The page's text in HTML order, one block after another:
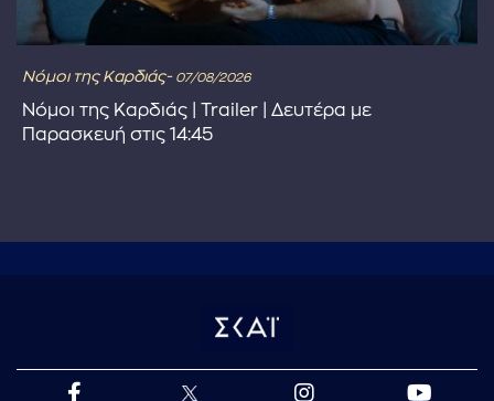
Νόμοι της Καρδιάς- 07/08/2026
Νόμοι της Καρδιάς | Trailer | Δευτέρα με
Παρασκευή στις 14:45